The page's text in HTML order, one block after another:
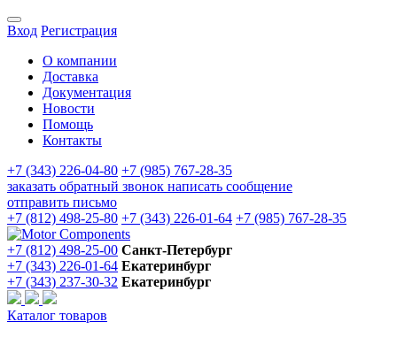
Вход Регистрация
О компании
Доставка
Документация
Новости
Помощь
Контакты
+7 (343) 226-04-80 +7 (985) 767-28-35
заказать обратный звонок написать сообщение
отправить письмо
+7 (812) 498-25-80 +7 (343) 226-01-64 +7 (985) 767-28-35
+7 (812) 498-25-00 Санкт-Петербург
+7 (343) 226-01-64 Екатеринбург
+7 (343) 237-30-32 Екатеринбург
Каталог товаров